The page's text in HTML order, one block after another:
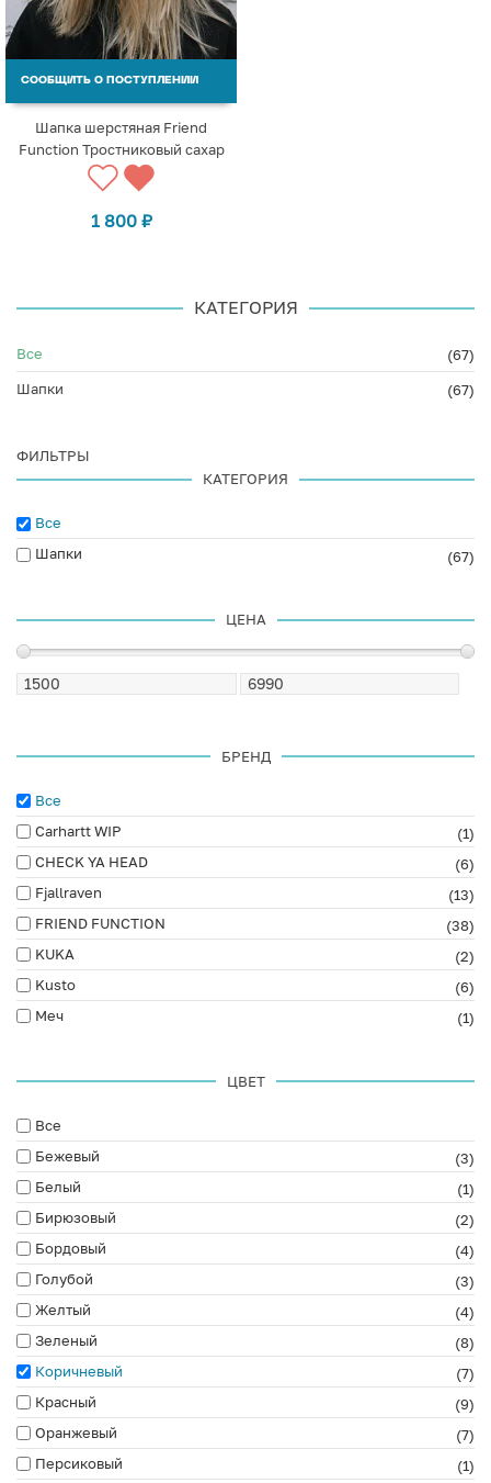
СООБЩИТЬ О ПОСТУПЛЕНИИ
Шапка шерстяная Friend
Function Тростниковый сахар
1 800 ₽
КАТЕГОРИЯ
Все
(67)
Шапки
(67)
ФИЛЬТРЫ
КАТЕГОРИЯ
Все
Шапки
(67)
ЦЕНА
БРЕНД
Все
Carhartt WIP
(1)
CHECK YA HEAD
(6)
Fjallraven
(13)
FRIEND FUNCTION
(38)
KUKA
(2)
Kusto
(6)
Меч
(1)
ЦВЕТ
Все
Бежевый
(3)
Белый
(1)
Бирюзовый
(2)
Бордовый
(4)
Голубой
(3)
Желтый
(4)
Зеленый
(8)
Коричневый
(7)
Красный
(9)
Оранжевый
(7)
Персиковый
(1)